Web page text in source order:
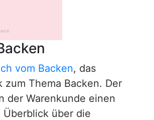
vom Backen, das
zum Thema Backen. Der
der Warenkunde einen
Überblick über die